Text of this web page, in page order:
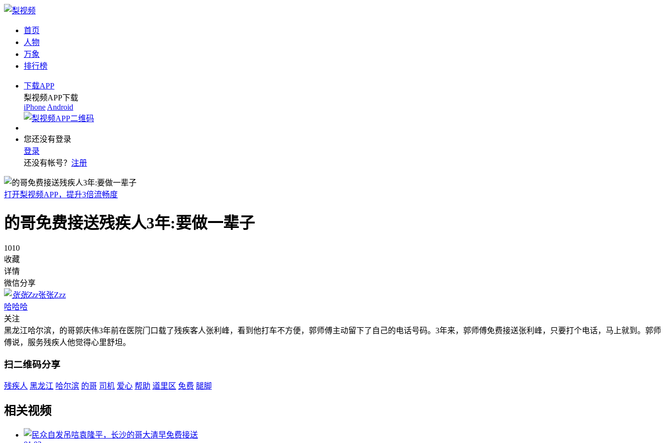
首页
人物
万象
排行榜
下载APP
梨视频APP下载
iPhone Android
您还没有登录
登录
还没有帐号？ 注册
打开梨视频APP，提升3倍流畅度
的哥免费接送残疾人3年:要做一辈子
1010
收藏
详情
微信分享
张张Zzz
哈哈哈
关注
黑龙江哈尔滨，的哥郭庆伟3年前在医院门口载了残疾客人张利峰，看到他打车不方便，郭师傅主动留下了自己的电话号码。3年来，郭师傅免费接送张利峰，只要打个电话，马上就到。郭师
傅说，服务残疾人他觉得心里舒坦。
扫二维码分享
残疾人 黑龙江 哈尔滨 的哥 司机 爱心 帮助 道里区 免费 腿脚
相关视频